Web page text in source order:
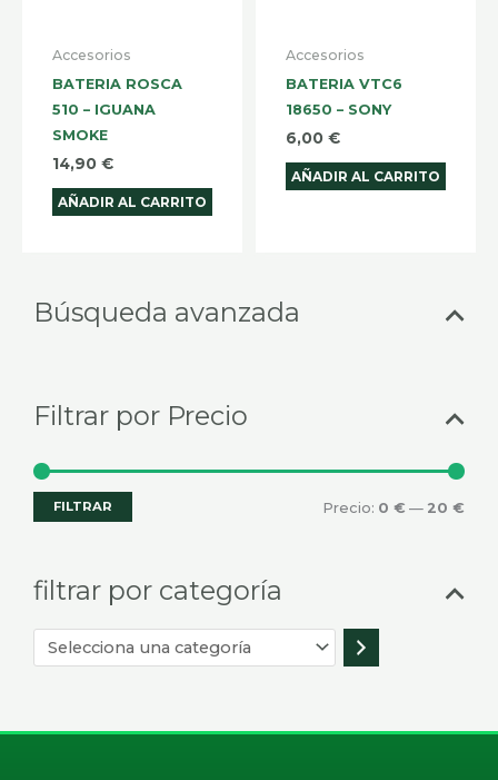
Búsqueda avanzada
Filtrar por Precio
FILTRAR Precio: 0 € — 20 €
filtrar por categoría
una
Accesorios
BATERIA ROSCA
510 – IGUANA
SMOKE
14,90 €
AÑADIR AL CARRITO
Accesorios
BATERIA VTC6
18650 – SONY
6,00 €
AÑADIR AL CARRITO